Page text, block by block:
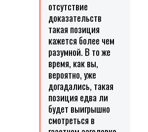
отсутствие
доказательств
такая позиция
кажется более чем
разумной. В то же
время, как вы,
вероятно, уже
догадались, такая
позиция едва ли
будет выигрышно
смотреться в